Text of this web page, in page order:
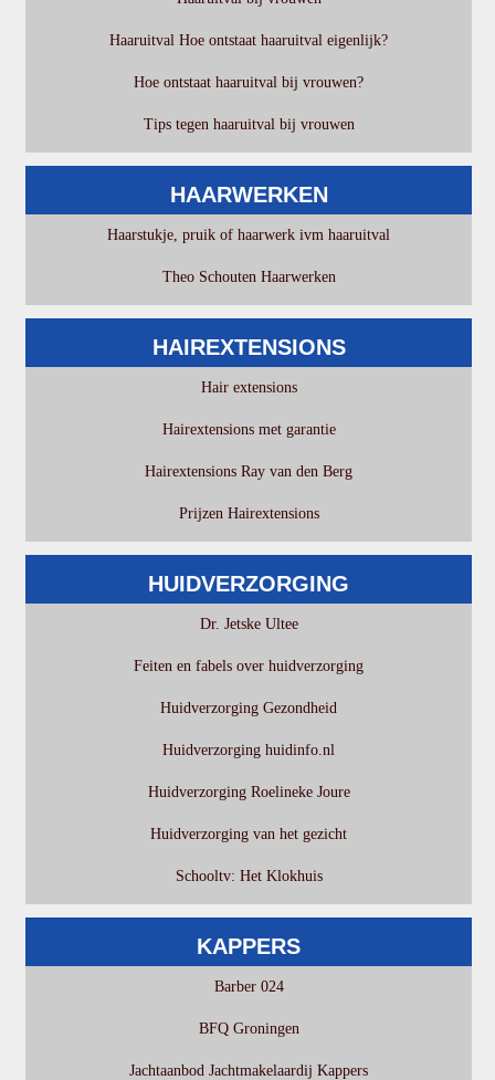
Haaruitval Hoe ontstaat haaruitval eigenlijk?
Hoe ontstaat haaruitval bij vrouwen?
Tips tegen haaruitval bij vrouwen
HAARWERKEN
Haarstukje, pruik of haarwerk ivm haaruitval
Theo Schouten Haarwerken
HAIREXTENSIONS
Hair extensions
Hairextensions met garantie
Hairextensions Ray van den Berg
Prijzen Hairextensions
HUIDVERZORGING
Dr. Jetske Ultee
Feiten en fabels over huidverzorging
Huidverzorging Gezondheid
Huidverzorging huidinfo.nl
Huidverzorging Roelineke Joure
Huidverzorging van het gezicht
Schooltv: Het Klokhuis
KAPPERS
Barber 024
BFQ Groningen
Jachtaanbod Jachtmakelaardij Kappers